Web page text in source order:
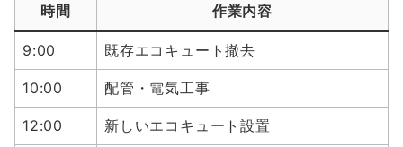
時間 作業内容
9:00 既存エコキュート撤去
10:00 配管・電気工事
12:00 新しいエコキュート設置